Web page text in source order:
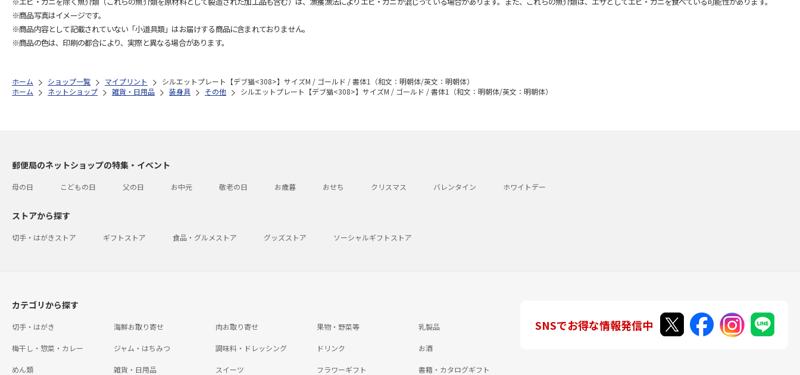
※商品写真はイメージです。
※商品内容として記載されていない「小道具類」はお届けする商品に含まれておりません。
※商品の色は、印刷の都合により、実際と異なる場合があります。
ホーム ショップ一覧 マイプリント
シルエットプレート【デブ猫<308>】サイズM / ゴールド / 書体1（和文：明朝体/英文：明朝体）
ホーム
ネットショップ 雑貨・日用品 装身具 その他 シルエットプレート【デブ猫<308>】サイズM / ゴールド / 書体1（和文：明朝体/英文：明朝体）
郵便局のネットショップの特集・イベント
母の日 こどもの日 父の日 お中元 敬老の日 お歳暮 おせち クリスマス バレンタイン ホワイトデー
ストアから探す
切手・はがきストア ギフトストア 食品・グルメストア グッズストア ソーシャルギフトストア
カテゴリから探す
切手・はがき 海鮮お取り寄せ 肉お取り寄せ 果物・野菜等 乳製品
梅干し・惣菜・カレー ジャム・はちみつ 調味料・ドレッシング ドリンク お酒
めん類 雑貨・日用品 スイーツ フラワーギフト 書籍・カタログギフト
SNSでお得な情報発信中